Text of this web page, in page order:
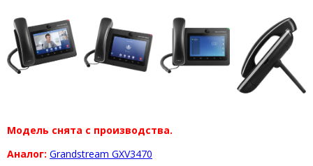
Модель снята с производства.
Аналог: Grandstream GXV3470